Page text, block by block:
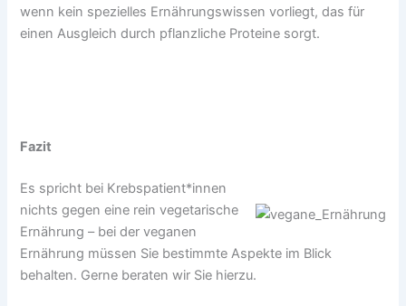
wenn kein spezielles Ernährungswissen vorliegt, das für
einen Ausgleich durch pflanzliche Proteine sorgt.
Fazit
Es spricht bei Krebspatient*innen
nichts gegen eine rein vegetarische
Ernährung – bei der veganen
Ernährung müssen Sie bestimmte Aspekte im Blick
behalten. Gerne beraten wir Sie hierzu.